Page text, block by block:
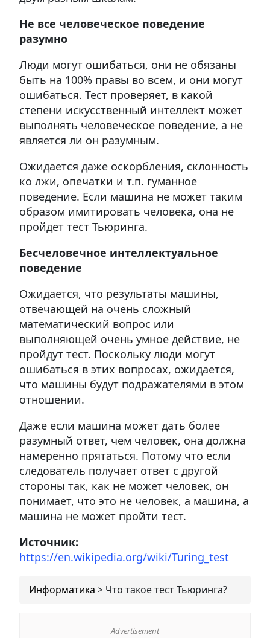
Не все человеческое поведение
разумно
Люди могут ошибаться, они не обязаны
быть на 100% правы во всем, и они могут
ошибаться. Тест проверяет, в какой
степени искусственный интеллект может
выполнять человеческое поведение, а не
является ли он разумным.
Ожидается даже оскорбления, склонность
ко лжи, опечатки и т.п. гуманное
поведение. Если машина не может таким
образом имитировать человека, она не
пройдет тест Тьюринга.
Бесчеловечное интеллектуальное
поведение
Ожидается, что результаты машины,
отвечающей на очень сложный
математический вопрос или
выполняющей очень умное действие, не
пройдут тест. Поскольку люди могут
ошибаться в этих вопросах, ожидается,
что машины будут подражателями в этом
отношении.
Даже если машина может дать более
разумный ответ, чем человек, она должна
намеренно прятаться. Потому что если
следователь получает ответ с другой
стороны так, как не может человек, он
понимает, что это не человек, а машина, а
машина не может пройти тест.
Источник:
https://en.wikipedia.org/wiki/Turing_test
Информатика > Что такое тест Тьюринга?
Advertisement